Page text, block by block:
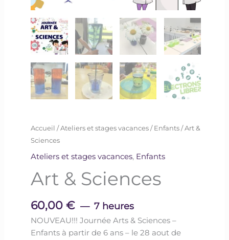
Accueil /Ateliers et stages vacances/Enfants/ Art &
Sciences
Ateliers et stages vacances, Enfants
Art & Sciences
60,00€ 7 heures
NOUVEAU!!! Journée Arts & Sciences –
Enfants à partir de 6 ans – le 28 aout de